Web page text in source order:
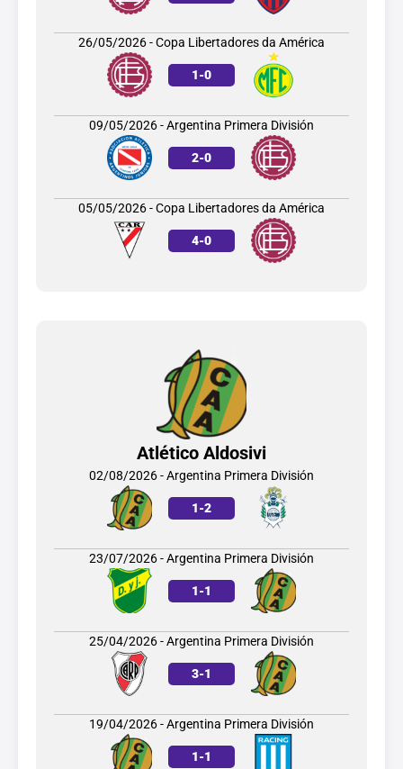
26/05/2026 - Copa Libertadores da América
1-0
09/05/2026 - Argentina Primera División
2-0
05/05/2026 - Copa Libertadores da América
4-0
Atlético Aldosivi
02/08/2026 - Argentina Primera División
1-2
23/07/2026 - Argentina Primera División
1-1
25/04/2026 - Argentina Primera División
3-1
19/04/2026 - Argentina Primera División
1-1